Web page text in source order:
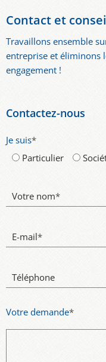
Contact et
Travaillons ensemble
entreprise et éliminons
engagement !
Contactez-nous
Je suis*
Particulier
Votre nom*
E-mail*
Téléphone
Votre demande*